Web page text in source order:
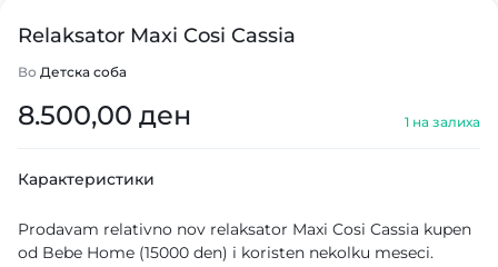
Relaksator Maxi Cosi Cassia
Во Детска соба
8.500,00 ден 1 на залиха
Карактеристики
Prodavam relativno nov relaksator Maxi Cosi Cassia kupen
od Bebe Home (15000 den) i koristen nekolku meseci.